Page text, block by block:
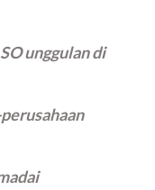
unggulan di